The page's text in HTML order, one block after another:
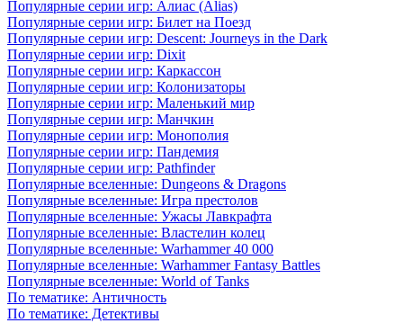
Популярные серии игр: Алиас (Alias)
Популярные серии игр: Билет на Поезд
Популярные серии игр: Descent: Journeys in the Dark
Популярные серии игр: Dixit
Популярные серии игр: Каркассон
Популярные серии игр: Колонизаторы
Популярные серии игр: Маленький мир
Популярные серии игр: Манчкин
Популярные серии игр: Монополия
Популярные серии игр: Пандемия
Популярные серии игр: Pathfinder
Популярные вселенные: Dungeons & Dragons
Популярные вселенные: Игра престолов
Популярные вселенные: Ужасы Лавкрафта
Популярные вселенные: Властелин колец
Популярные вселенные: Warhammer 40 000
Популярные вселенные: Warhammer Fantasy Battles
Популярные вселенные: World of Tanks
По тематике: Античность
По тематике: Детективы